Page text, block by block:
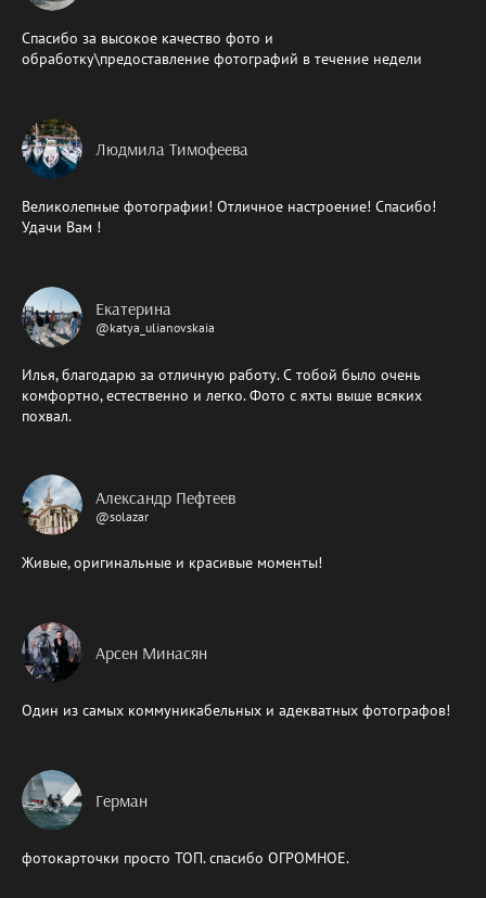
Спасибо за высокое качество фото и
обработку\предоставление фотографий в течение недели
Людмила Тимофеева
Великолепные фотографии! Отличное настроение! Спасибо!
Удачи Вам !
Екатерина
@katya_ulianovskaia
Илья, благодарю за отличную работу. С тобой было очень
комфортно, естественно и легко. Фото с яхты выше всяких
похвал.
Александр Пефтеев
@solazar
Живые, оригинальные и красивые моменты!
Арсен Минасян
Один из самых коммуникабельных и адекватных фотографов!
Герман
фотокарточки просто ТОП. спасибо ОГРОМНОЕ.